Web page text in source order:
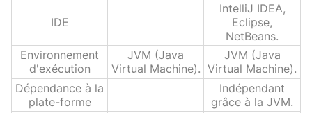
IDE
IntelliJ IDEA,
Eclipse,
NetBeans.
Environnement
d'exécution
JVM (Java
Virtual Machine).
JVM (Java
Virtual Machine).
Dépendance à la
plate-forme
Indépendant
grâce à la JVM.